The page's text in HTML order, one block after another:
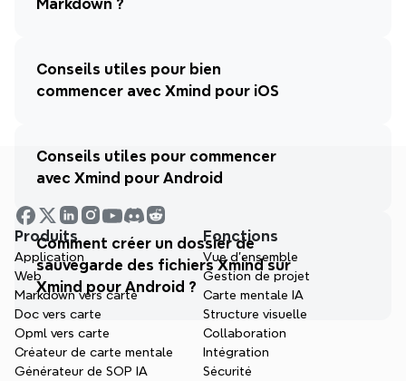
Markdown ?
Conseils utiles pour bien
commencer avec Xmind pour iOS
Conseils utiles pour commencer
avec Xmind pour Android
Comment créer un dossier de
sauvegarde des fichiers Xmind sur
Xmind pour Android ?
Produits
Application
Web
Markdown vers carte
Doc vers carte
Opml vers carte
Créateur de carte mentale
Générateur de SOP IA
Fonctions
Vue d'ensemble
Gestion de projet
Carte mentale IA
Structure visuelle
Collaboration
Intégration
Sécurité